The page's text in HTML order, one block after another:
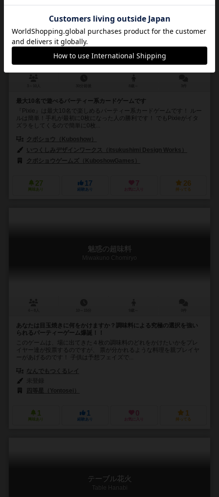
ピクシー
Pixie
最大10名で遊べるパーティー系カードゲームです
『Pixie』は最大10名で楽しめるパーティー系カードゲームです！ ルー
ルは簡単！手札が最初に0枚になった人の勝利です！ でもPixieがイタ
ズラをしてくるので簡単に0枚...
クボショウ（Kuboshow）
いつくしみデザインワークス（itsukushimi Design Works）
クボショウゲームズ（KuboshowGames）
27
興味あり
17
経験あり
7
お気に入り
26
持ってる
魅惑の超味料
Miwakuno Chomiryo
あなたは目玉焼きに何をかけますか？調味料による究極の選択を強い
られるパーティーゲーム爆誕！！
このゲームは、場に出てきた４枚の調味料のどれをかけたいかをプレ
イヤー達が投票するのですが、 票が分かれるような料理を親プレイヤ
ーがあげるのです！ 子供は予想フェイズで...
なんでもつくるレイ
四等星（Yontosei）
1
興味あり
1
経験あり
0
お気に入り
1
持ってる
テーブル花火
Table Hanabi